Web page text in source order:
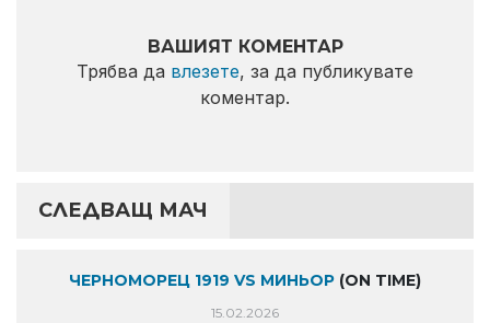
ВАШИЯТ КОМЕНТАР
Трябва да влезете, за да публикувате
коментар.
СЛЕДВАЩ МАЧ
ЧЕРНОМОРЕЦ 1919 VS МИНЬОР (ON TIME)
15.02.2026